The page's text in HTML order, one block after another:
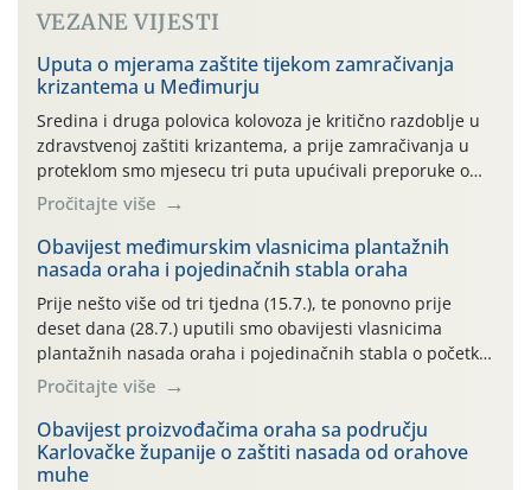
VEZANE VIJESTI
Uputa o mjerama zaštite tijekom zamračivanja
krizantema u Međimurju
Sredina i druga polovica kolovoza je kritično razdoblje u
zdravstvenoj zaštiti krizantema, a prije zamračivanja u
proteklom smo mjesecu tri puta upućivali preporuke o
preventivnim mjerama zaštite krizantema od najčešćih
uzročnika bolesti, štetnika i fito-fagnih grinja (23.7., 14.7.,
06.7.)! Na početku ovog mjeseca je zabilježeno je
povijesno i ekstremno vruće meteorološko razdoblje, uz
najviše temperature […]
Pročitajte više
Obavijest međimurskim vlasnicima plantažnih
nasada oraha i pojedinačnih stabla oraha
Prije nešto više od tri tjedna (15.7.), te ponovno prije
deset dana (28.7.) uputili smo obavijesti vlasnicima
plantažnih nasada oraha i pojedinačnih stabla o početku
leta i ovogodišnjoj potrebi usmjerenog suzbijanja
orahove muhe (Rhagoletis completa)! Već dvanaest dana
traje drugi ovogodišnji “toplinski udar”, koji naročito
izražen zadnja šest dana (31.7.-05.8.), jer najviše
temperature zraka svakodnevno […]
Pročitajte više
Obavijest proizvođačima oraha sa području
Karlovačke županije o zaštiti nasada od orahove
muhe